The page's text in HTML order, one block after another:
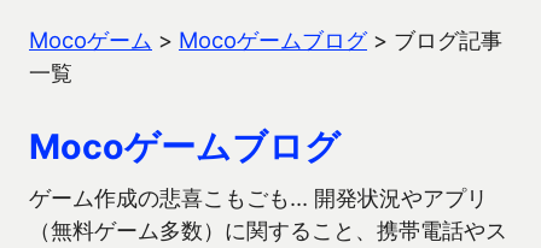
Mocoゲーム > Mocoゲームブログ> ブログ記事
一覧
Mocoゲームブログ
ゲーム作成の悲喜こもごも… 開発状況やアプリ
（無料ゲーム多数）に関すること、携帯電話やス